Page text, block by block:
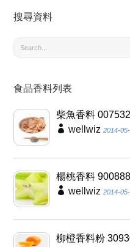
搜尋資料
食品香料列表
柴魚香料
wellwiz 2014-
楊桃香料
wellwiz 2014-
柳橙香料粉